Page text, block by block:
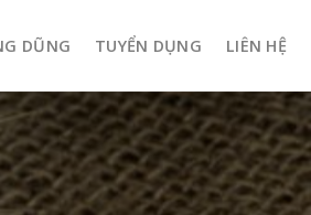
DŨNG TUYỂN DỤNG LIÊN HỆ